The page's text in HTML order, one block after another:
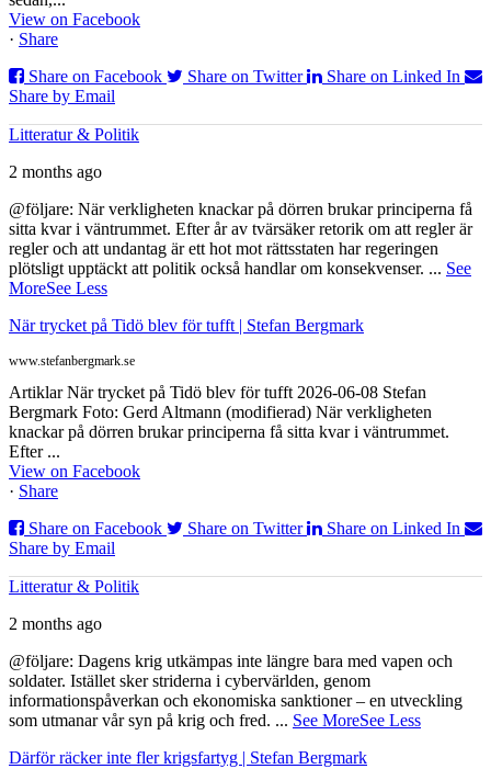
View on Facebook
· Share
Share on Facebook
Share on Twitter
Share on Linked In
Share by Email
Litteratur & Politik
2 months ago
@följare: När verkligheten knackar på dörren brukar principerna få
sitta kvar i väntrummet. Efter år av tvärsäker retorik om att regler är
regler och att undantag är ett hot mot rättsstaten har regeringen
plötsligt upptäckt att politik också handlar om konsekvenser. ... See
MoreSee Less
När trycket på Tidö blev för tufft | Stefan Bergmark
www.stefanbergmark.se
Artiklar När trycket på Tidö blev för tufft 2026-06-08 Stefan
Bergmark Foto: Gerd Altmann (modifierad) När verkligheten
knackar på dörren brukar principerna få sitta kvar i väntrummet.
Efter ...
View on Facebook
· Share
Share on Facebook
Share on Twitter
Share on Linked In
Share by Email
Litteratur & Politik
2 months ago
@följare: Dagens krig utkämpas inte längre bara med vapen och
soldater. Istället sker striderna i cybervärlden, genom
informationspåverkan och ekonomiska sanktioner – en utveckling
som utmanar vår syn på krig och fred. ... See MoreSee Less
Därför räcker inte fler krigsfartyg | Stefan Bergmark